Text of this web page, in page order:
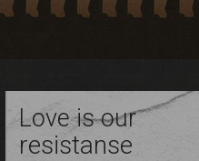
Love is our
resistanse